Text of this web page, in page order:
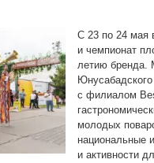
С 23 по 24 мая
и чемпионат
летию бренда.
с филиалом
молодых
национальные
и активности